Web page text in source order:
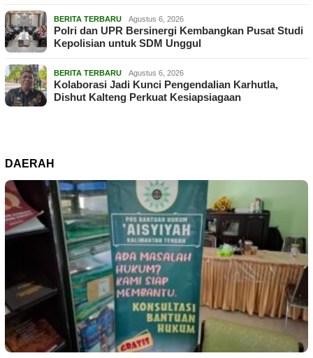
BERITA TERBARU Agustus 6, 2026
Polri dan UPR Bersinergi Kembangkan Pusat Studi
Kepolisian untuk SDM Unggul
BERITA TERBARU Agustus 6, 2026
Kolaborasi Jadi Kunci Pengendalian Karhutla,
Dishut Kalteng Perkuat Kesiapsiagaan
DAERAH